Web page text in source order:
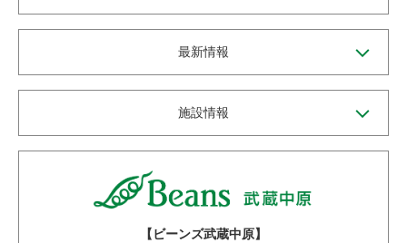
最新情報
施設情報
【ビーンズ武蔵中原】